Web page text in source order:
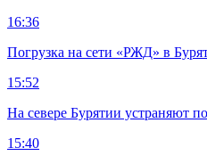
16:36
Погрузка на сети «РЖД» в
15:52
На севере Бурятии устраняют
15:40